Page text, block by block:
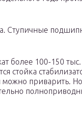
Ступичные
более 100-150
стойка
приварить.